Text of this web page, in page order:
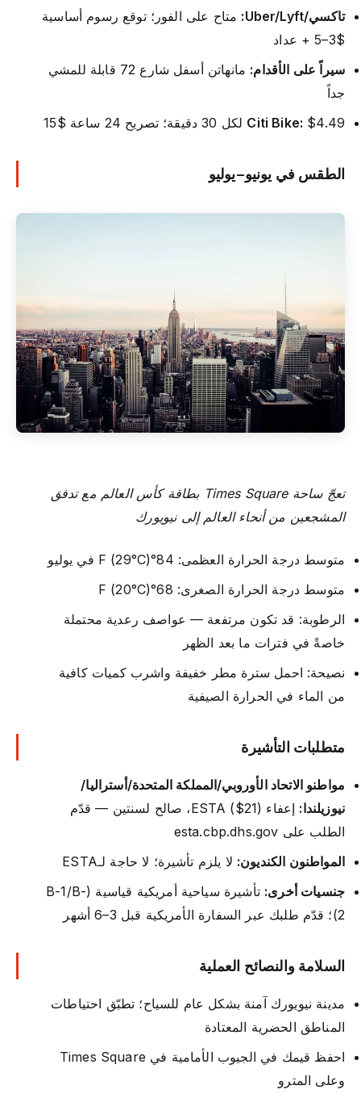
تاكسي/Uber/Lyft:
متاح على الفور؛ توقع رسوم أساسية
$3–5 + عداد
سيراً على الأقدام:
مانهاتن أسفل شارع 72 قابلة للمشي
جداً
Citi Bike: $4.49 لكل 30 دقيقة؛ تصريح 24 ساعة $15
الطقس في يونيو–يوليو
تعجّ ساحة Times Square بطاقة كأس العالم مع تدفق
المشجعين من أنحاء العالم إلى نيويورك
متوسط درجة الحرارة العظمى: 84°F (29°C) في يوليو
متوسط درجة الحرارة الصغرى: 68°F (20°C)
الرطوبة: قد تكون مرتفعة — عواصف رعدية محتملة
خاصةً في فترات ما بعد الظهر
نصيحة: احمل سترة مطر خفيفة واشرب كميات كافية
من الماء في الحرارة الصيفية
متطلبات التأشيرة
مواطنو الاتحاد الأوروبي/المملكة المتحدة/أستراليا/
نيوزيلندا:
إعفاء ESTA ($21)، صالح لسنتين — قدّم
الطلب على esta.cbp.dhs.gov
المواطنون الكنديون: لا يلزم تأشيرة؛ لا حاجة لـESTA
جنسيات أخرى:
تأشيرة سياحية أمريكية قياسية (B-1/B-
2)؛ قدّم طلبك عبر السفارة الأمريكية قبل 3–6 أشهر
السلامة والنصائح العملية
مدينة نيويورك آمنة بشكل عام للسياح؛ تطبّق احتياطات
المناطق الحضرية المعتادة
احفظ قيمك في الجيوب الأمامية في Times Square
وعلى المترو